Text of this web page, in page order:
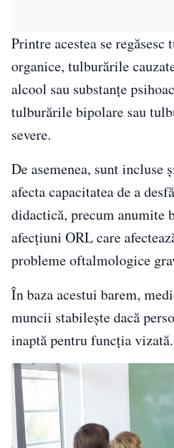
Printre acestea se
organice, tulburările
alcool sau substanțe
tulburările bipolare sau
severe.
De asemenea, sunt incluse
afecta capacitatea de a
didactică, precum anumite
afecțiuni ORL care
probleme oftalmologice
În baza acestui barem,
muncii stabilește dacă
inaptă pentru funcția vizată.